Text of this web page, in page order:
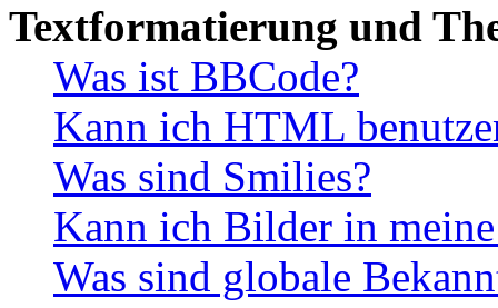
Textformatierung und
Was ist BBCode?
Kann ich HTML
Was sind Smilies?
Kann ich Bilder in
Was sind globale